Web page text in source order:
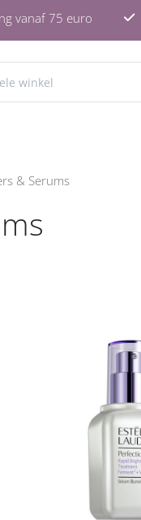
vanaf 75 euro
& Serums
verlanglijst